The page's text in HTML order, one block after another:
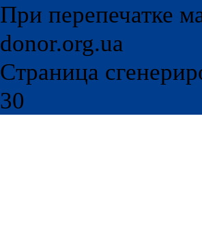
При перепечатке
donor.org.ua
Страница
30